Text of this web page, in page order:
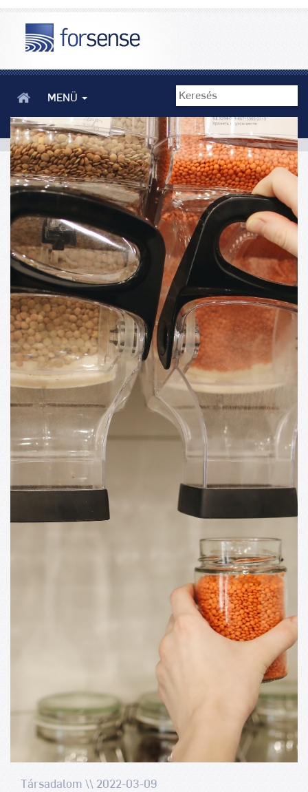
MENÜ
Hulladékcsökkentés és körkörös gazdaság - Forsense
Társadalom \\ 2022-03-09